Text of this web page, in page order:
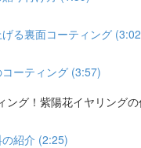
る裏面コーティング
ーティング (3:57)
ング！紫陽花イヤリング
紹介 (2:25)